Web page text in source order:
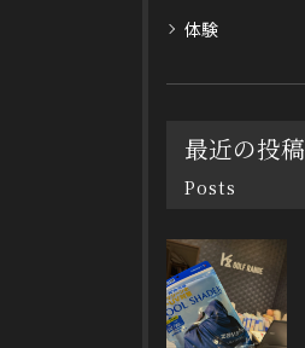
体験
最近の投稿
Posts